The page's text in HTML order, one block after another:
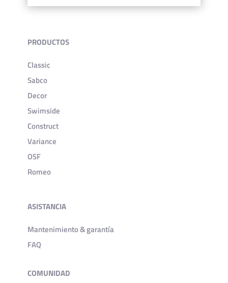
PRODUCTOS
Classic
Sabco
Decor
Swimside
Construct
Variance
OSF
Romeo
ASISTANCIA
Mantenimiento & garantía
FAQ
COMUNIDAD